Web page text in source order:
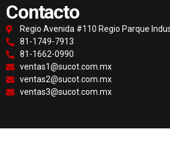
Contacto
Regio Avenida #110 Regio Parque
81-1749-7913
81-1662-0990
ventas1@sucot.com.mx
ventas2@sucot.com.mx
ventas3@sucot.com.mx